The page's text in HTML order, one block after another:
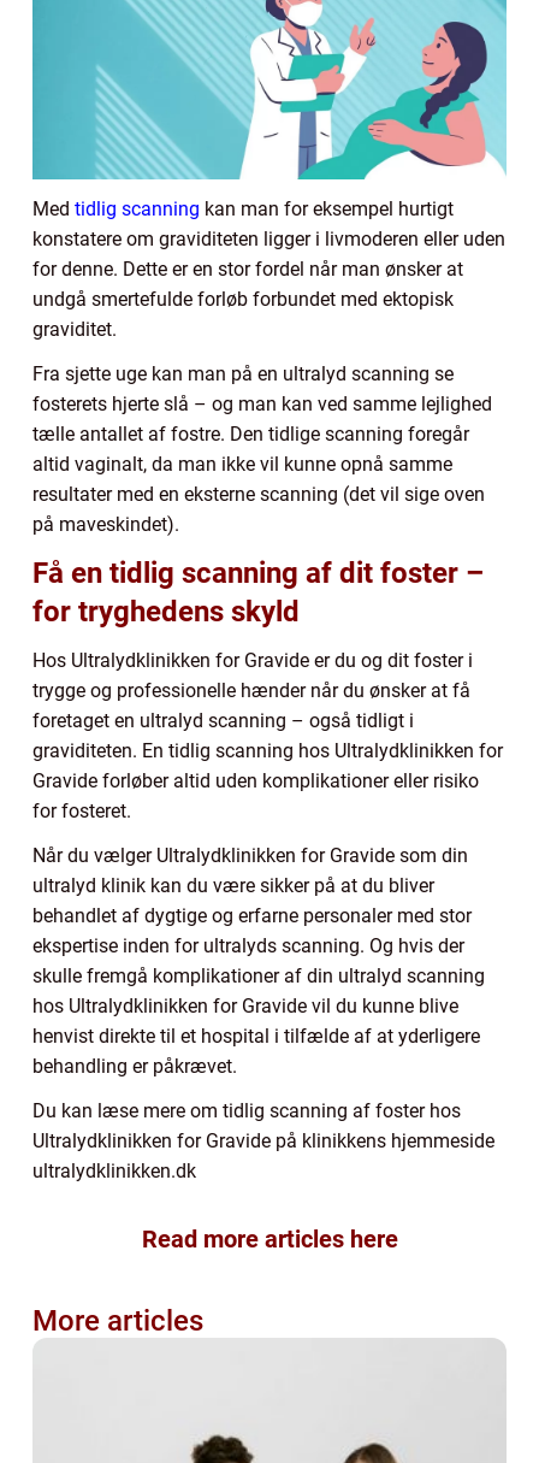
Med tidlig scanning kan man for eksempel hurtigt
konstatere om graviditeten ligger i livmoderen eller uden
for denne. Dette er en stor fordel når man ønsker at
undgå smertefulde forløb forbundet med ektopisk
graviditet.
Fra sjette uge kan man på en ultralyd scanning se
fosterets hjerte slå – og man kan ved samme lejlighed
tælle antallet af fostre. Den tidlige scanning foregår
altid vaginalt, da man ikke vil kunne opnå samme
resultater med en eksterne scanning (det vil sige oven
på maveskindet).
Få en tidlig scanning af dit foster –
for tryghedens skyld
Hos Ultralydklinikken for Gravide er du og dit foster i
trygge og professionelle hænder når du ønsker at få
foretaget en ultralyd scanning – også tidligt i
graviditeten. En tidlig scanning hos Ultralydklinikken for
Gravide forløber altid uden komplikationer eller risiko
for fosteret.
Når du vælger Ultralydklinikken for Gravide som din
ultralyd klinik kan du være sikker på at du bliver
behandlet af dygtige og erfarne personaler med stor
ekspertise inden for ultralyds scanning. Og hvis der
skulle fremgå komplikationer af din ultralyd scanning
hos Ultralydklinikken for Gravide vil du kunne blive
henvist direkte til et hospital i tilfælde af at yderligere
behandling er påkrævet.
Du kan læse mere om tidlig scanning af foster hos
Ultralydklinikken for Gravide på klinikkens hjemmeside
ultralydklinikken.dk
Read more articles here
More articles